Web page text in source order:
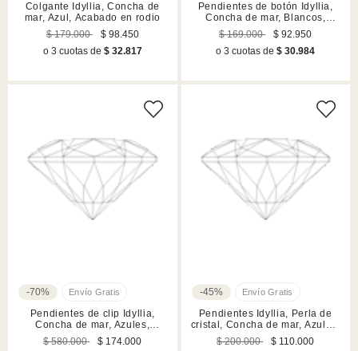
Colgante Idyllia, Concha de
mar, Azul, Acabado en rodio
$ 179.000
$ 98.450
o 3 cuotas de $ 32.817
Pendientes de botón Idyllia,
Concha de mar, Blancos,
Acabado en tono oro
$ 169.000
$ 92.950
o 3 cuotas de$ 30.984
-70%
Pendientes de clip Idyllia,
Concha de mar, Azules,
Mezcla de acabados
$ 580.000
$ 174.000
-45%
Pendientes Idyllia, Perla de
cristal, Concha de mar, Azules,
Acabado en rodio
$ 200.000
$ 110.000